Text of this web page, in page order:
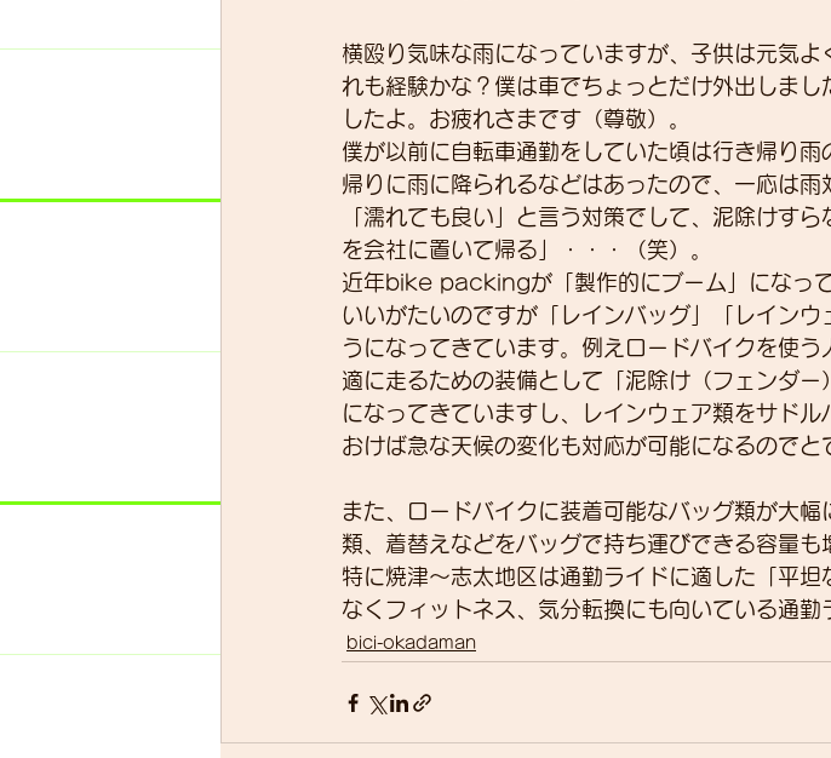
スキルアップ 試乗車 展示会 営業 紹介
グループライド ウェットスーツ
横殴り気味な雨になっていますが、子供は元気
れも経験かな？僕は車でちょっとだけ外出しま
したよ。お疲れさまです（尊敬）。
僕が以前に自転車通勤をしていた頃は行き帰り雨
帰りに雨に降られるなどはあったので、一応は
「濡れても良い」と言う対策でして、泥除けす
を会社に置いて帰る」・・・（笑）。
近年bike packingが「製作的にブーム」になっ
いいがたいのですが「レインバッグ」「レイン
うになってきています。例えロードバイクを使
適に走るための装備として「泥除け（フェンダ
になってきていますし、レインウェア類をサド
おけば急な天候の変化も対応が可能になるのでと
また、ロードバイクに装着可能なバッグ類が大
類、着替えなどをバッグで持ち運びできる容量も
特に焼津～志太地区は通勤ライドに適した「平
なくフィットネス、気分転換にも向いている通
bici-okadaman